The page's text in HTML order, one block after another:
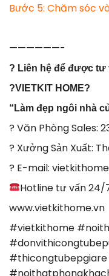
Bước 5: Chăm sóc
——————-
? Liên hệ để được tư
?VIETKIT HOME?
“Làm đẹp ngôi nhà
? Văn Phòng Sales:
? Xưởng Sản Xuất:
? E-mail:
Hotline tư vấn 24/
www.vietkithome.vn
#vietkithome